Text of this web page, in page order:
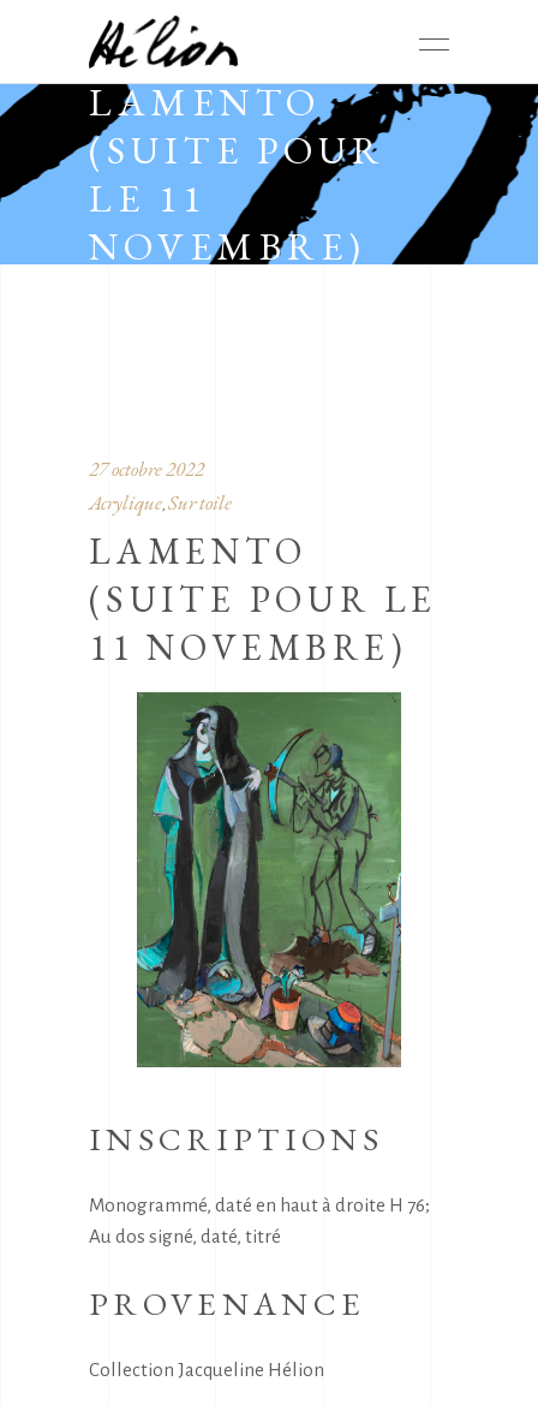
LAMENTO
(SUITE POUR
LE 11
NOVEMBRE)
27 octobre 2022
Acrylique, Sur toile
LAMENTO
(SUITE POUR LE
11 NOVEMBRE)
INSCRIPTIONS
Monogrammé, daté en haut à droite H 76;
Au dos signé, daté, titré
PROVENANCE
Collection Jacqueline Hélion